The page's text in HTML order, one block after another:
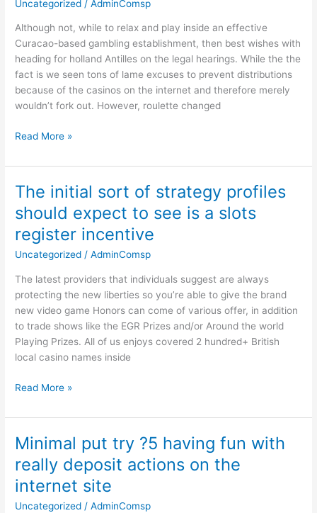
Uncategorized /AdminComsp
Although not, while to relax and play inside an effective
Curacao-based gambling establishment, then best wishes with
heading for holland Antilles on the legal hearings. While the the
fact is we seen tons of lame excuses to prevent distributions
because of the casinos on the internet and therefore merely
wouldn’t fork out. However, roulette changed
relax
and
play
within
a
gambling
establishment
isn’t
functioning
Read More »
The initial sort of strategy profiles
should expect to see is a slots
register incentive
Uncategorized /AdminComsp
The latest providers that individuals suggest are always
protecting the new liberties so you’re able to give the brand
new video game Honors can come of various offer, in addition
to trade shows like the EGR Prizes and/or Around the world
Playing Prizes. All of us enjoys covered 2 hundred+ British
local casino names inside
The
initial
sort
of
strategy
should
expect
to
see
is
a
register
Read More »
Minimal put try ?5 having fun with
really deposit actions on the
internet site
Uncategorized /AdminComsp
Minimal
try
?
5